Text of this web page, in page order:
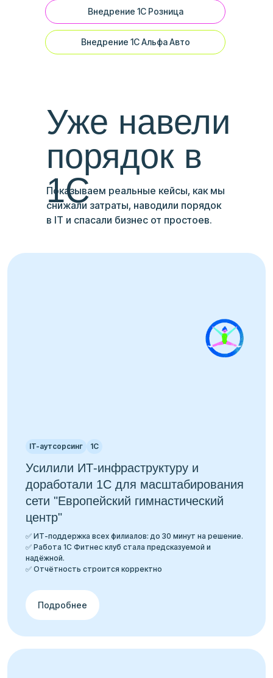
Внедрение 1С Альфа Авто
Внедрение 1С Розница
Уже навели
порядок в
1С
Показываем реальные кейсы, как мы
снижали затраты, наводили порядок
в IT и спасали бизнес от простоев.
IT-аутсорсинг 1С
Усилили ИТ-инфраструктуру и
доработали 1С для масштабирования
сети "Европейский гимнастический
центр"
✅ ИТ-поддержка всех филиалов: до 30 минут на решение.
✅ Работа 1С Фитнес клуб стала предсказуемой и
надёжной.
✅ Отчётность строится корректно
Подробнее